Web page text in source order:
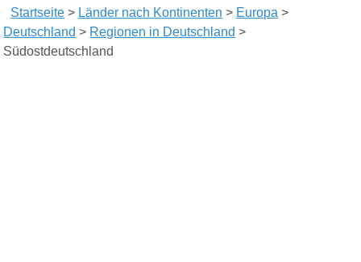
Startseite > Länder nach Kontinenten > Europa >
Deutschland > Regionen in Deutschland >
Südostdeutschland